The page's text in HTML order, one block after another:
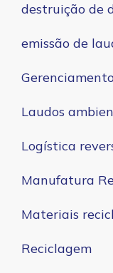
destruição de
emissão de
Laudos
Logística
Manufatura
Materiais
Reciclagem